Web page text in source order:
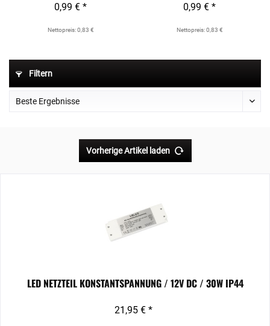
0,99 € *
Nettopreis: 0,83 €
0,99 € *
Nettopreis: 0,83 €
Filtern
Vorherige Artikel laden
LED NETZTEIL KONSTANTSPANNUNG / 12V DC / 30W IP44
21,95 € *